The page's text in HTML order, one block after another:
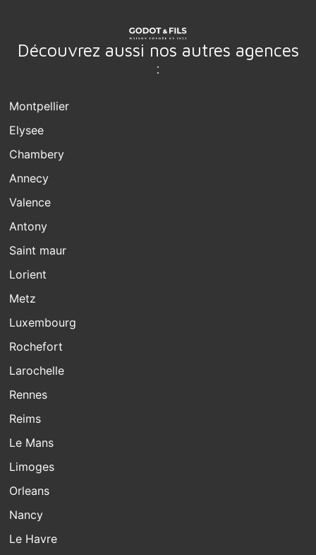
Découvrez aussi nos autres agences
:
Montpellier
Elysee
Chambery
Annecy
Valence
Antony
Saint maur
Lorient
Metz
Luxembourg
Rochefort
Larochelle
Rennes
Reims
Le Mans
Limoges
Orleans
Nancy
Le Havre